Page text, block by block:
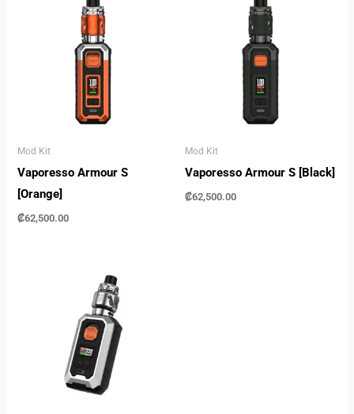
Mod Kit
Vaporesso Armour S
[Orange]
₡62,500.00
Mod Kit
Vaporesso Armour S [Black]
₡62,500.00